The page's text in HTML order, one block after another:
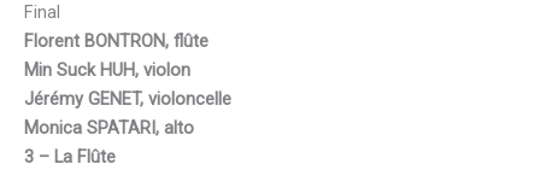
Final
Florent BONTRON, flûte
Min Suck HUH, violon
Jérémy GENET, violoncelle
Monica SPATARI, alto
3 – La Flûte